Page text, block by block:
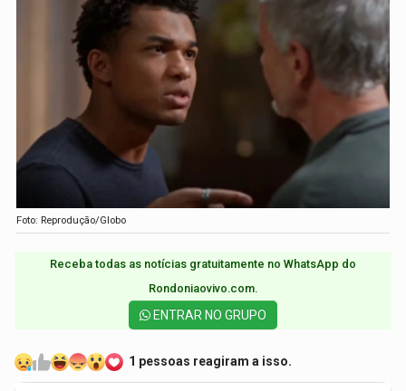
Foto: Reprodução/Globo
Receba todas as notícias gratuitamente no WhatsApp do
Rondoniaovivo.com.​
ENTRAR NO GRUPO
1 pessoas reagiram a isso.